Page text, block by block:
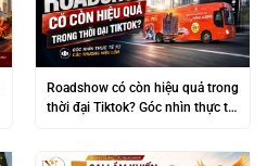
Roadshow có còn hiệu quả trong
thời đại Tiktok? Góc nhìn thực tế